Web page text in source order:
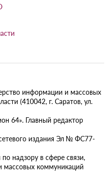
информации и массовых
(410042, г. Саратов, ул.
64». Главный редактор
издания Эл № ФС77-
надзору в сфере связи,
массовых коммуникаций